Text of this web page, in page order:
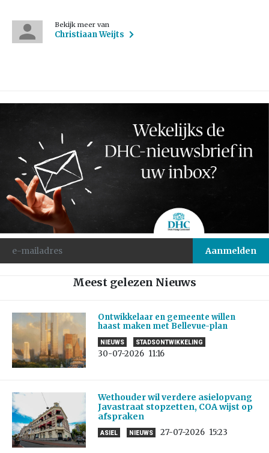
Bekijk meer van
Christiaan Weijts
Meest gelezen Nieuws
Ontwikkelaar en gemeente willen
haast maken met Bellevue-plan
NIEUWS STADSONTWIKKELING
30-07-2026 11:16
Wethouder wil verdere asielopvang
Javastraat stopzetten, COA wijst op
afspraken
ASIEL NIEUWS 27-07-2026 15:23